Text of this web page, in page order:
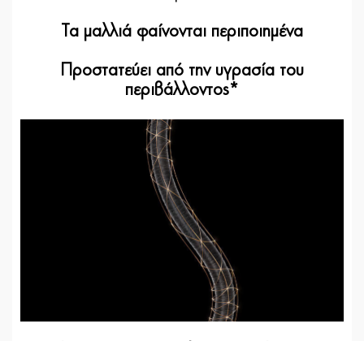
Τα μαλλιά φαίνονται περιποιημένα
Προστατεύει από την υγρασία του
περιβάλλοντος*